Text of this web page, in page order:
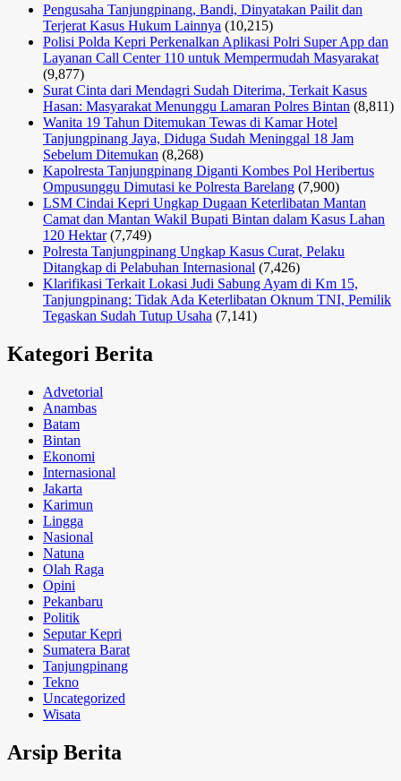
Pengusaha Tanjungpinang, Bandi, Dinyatakan Pailit dan
Terjerat Kasus Hukum Lainnya (10,215)
Polisi Polda Kepri Perkenalkan Aplikasi Polri Super App dan
Layanan Call Center 110 untuk Mempermudah Masyarakat
(9,877)
Surat Cinta dari Mendagri Sudah Diterima, Terkait Kasus
Hasan: Masyarakat Menunggu Lamaran Polres Bintan (8,811)
Wanita 19 Tahun Ditemukan Tewas di Kamar Hotel
Tanjungpinang Jaya, Diduga Sudah Meninggal 18 Jam
Sebelum Ditemukan (8,268)
Kapolresta Tanjungpinang Diganti Kombes Pol Heribertus
Ompusunggu Dimutasi ke Polresta Barelang (7,900)
LSM Cindai Kepri Ungkap Dugaan Keterlibatan Mantan
Camat dan Mantan Wakil Bupati Bintan dalam Kasus Lahan
120 Hektar (7,749)
Polresta Tanjungpinang Ungkap Kasus Curat, Pelaku
Ditangkap di Pelabuhan Internasional (7,426)
Klarifikasi Terkait Lokasi Judi Sabung Ayam di Km 15,
Tanjungpinang: Tidak Ada Keterlibatan Oknum TNI, Pemilik
Tegaskan Sudah Tutup Usaha (7,141)
Kategori Berita
Advetorial
Anambas
Batam
Bintan
Ekonomi
Internasional
Jakarta
Karimun
Lingga
Nasional
Natuna
Olah Raga
Opini
Pekanbaru
Politik
Seputar Kepri
Sumatera Barat
Tanjungpinang
Tekno
Uncategorized
Wisata
Arsip Berita